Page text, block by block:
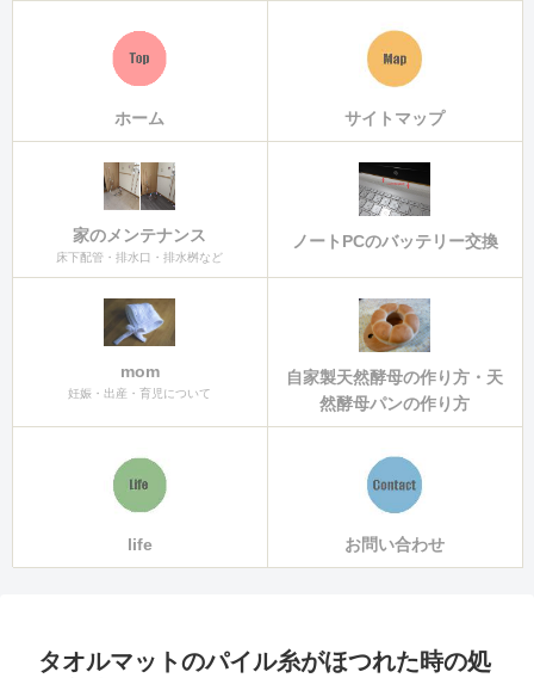
ホーム サイトマップ
家のメンテナンス
床下配管・排水口・排水桝など
ノートPCのバッテリー交換
mom
妊娠・出産・育児について
自家製天然酵母の作り方・天
然酵母パンの作り方
life お問い合わせ
タオルマットのパイル糸がほつれた時の処